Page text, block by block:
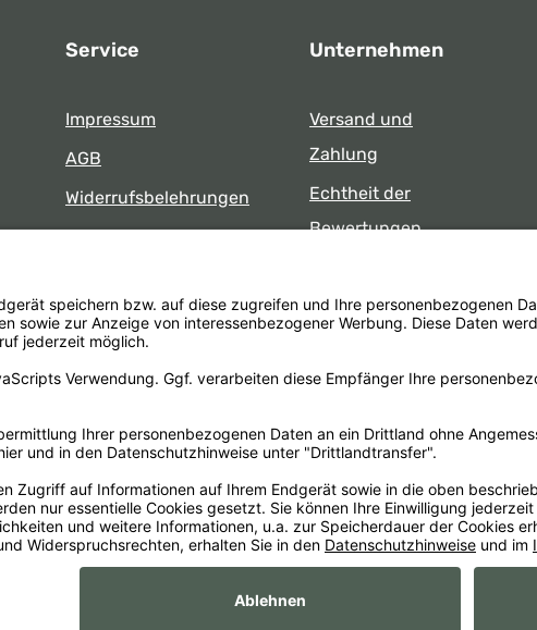
Service
Impressum
AGB
Widerrufsbelehrungen
Datenschutz
Unternehmen
Versand und
Zahlung
Echtheit der
Bewertungen
Laden